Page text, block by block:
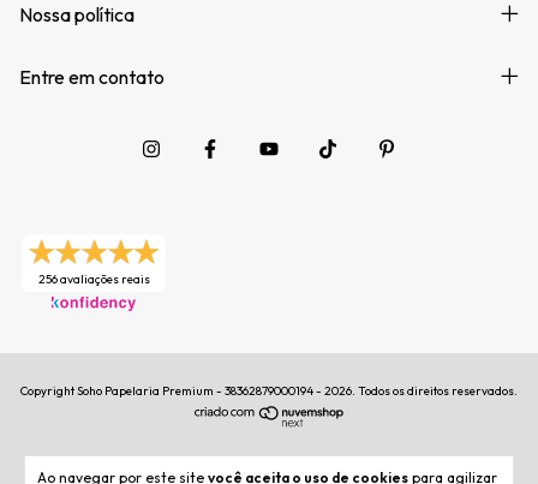
Ao navegar por este site você aceita o uso de cookies para agilizar
Nossa política
Entre em contato
256 avaliações reais
Copyright Soho Papelaria Premium - 38362879000194 - 2026. Todos os direitos reservados.